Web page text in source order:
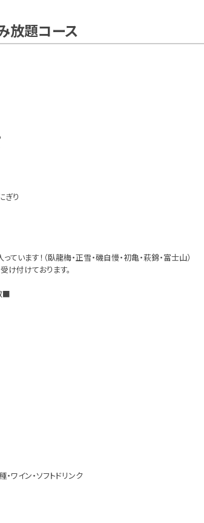
放題コース
ぎり
います！（臥龍梅・正雪・磯自慢・初亀・萩錦・富士山）
付けております。
■
ワイン・ソフトドリンク